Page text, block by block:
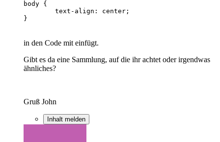
}
in den Code mit einfügt.
Gibt es da eine Sammlung, auf die ihr achtet oder irgendwas
ähnliches?
Gruß John
Inhalt melden